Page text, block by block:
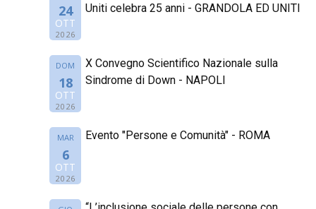
24
OTT
2026
Uniti celebra 25 anni - GRANDOLA ED UNITI
DOM
18
OTT
2026
X Convegno Scientifico Nazionale sulla
Sindrome di Down - NAPOLI
MAR
6
OTT
2026
Evento "Persone e Comunità" - ROMA